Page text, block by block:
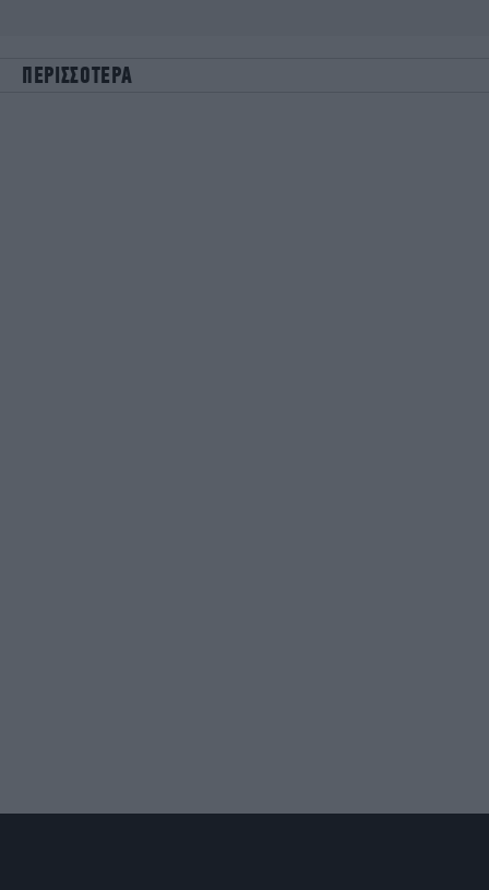
ΠΕΡΙΣΣΟΤΕΡΑ